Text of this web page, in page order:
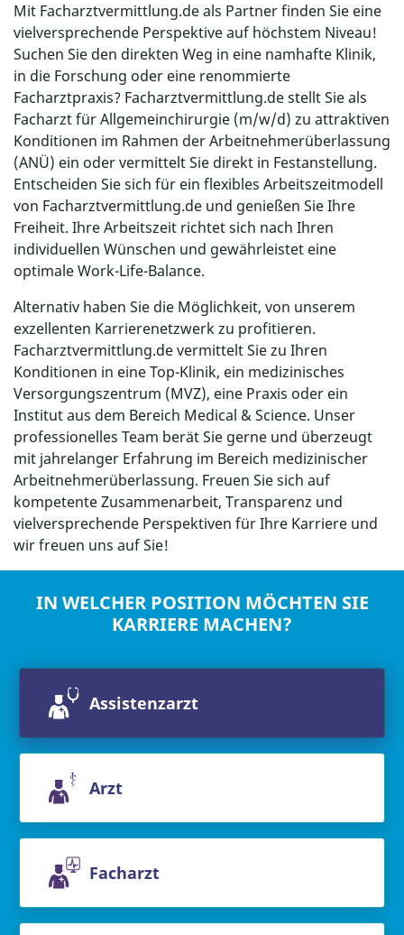
Mit Facharztvermittlung.de als Partner finden Sie eine
vielversprechende Perspektive auf höchstem Niveau!
Suchen Sie den direkten Weg in eine namhafte Klinik,
in die Forschung oder eine renommierte
Facharztpraxis? Facharztvermittlung.de stellt Sie als
Facharzt für Allgemeinchirurgie (m/w/d) zu attraktiven
Konditionen im Rahmen der Arbeitnehmerüberlassung
(ANÜ) ein oder vermittelt Sie direkt in Festanstellung.
Entscheiden Sie sich für ein flexibles Arbeitszeitmodell
von Facharztvermittlung.de und genießen Sie Ihre
Freiheit. Ihre Arbeitszeit richtet sich nach Ihren
individuellen Wünschen und gewährleistet eine
optimale Work-Life-Balance.
Alternativ haben Sie die Möglichkeit, von unserem
exzellenten Karrierenetzwerk zu profitieren.
Facharztvermittlung.de vermittelt Sie zu Ihren
Konditionen in eine Top-Klinik, ein medizinisches
Versorgungszentrum (MVZ), eine Praxis oder ein
Institut aus dem Bereich Medical & Science. Unser
professionelles Team berät Sie gerne und überzeugt
mit jahrelanger Erfahrung im Bereich medizinischer
Arbeitnehmerüberlassung. Freuen Sie sich auf
kompetente Zusammenarbeit, Transparenz und
vielversprechende Perspektiven für Ihre Karriere und
wir freuen uns auf Sie!
IN WELCHER POSITION MÖCHTEN SIE
KARRIERE MACHEN?
Assistenzarzt
Arzt
Facharzt